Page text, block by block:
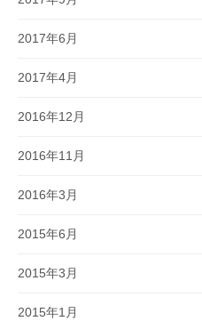
2017年6月
2017年4月
2016年12月
2016年11月
2016年3月
2015年6月
2015年3月
2015年1月